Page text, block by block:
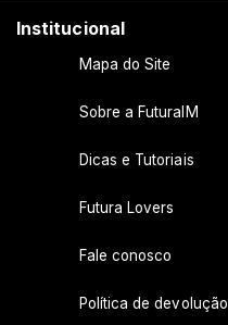
Institucional
Mapa do Site
Sobre a FuturaIM
Dicas e Tutoriais
Futura Lovers
Fale conosco
Política de devolução